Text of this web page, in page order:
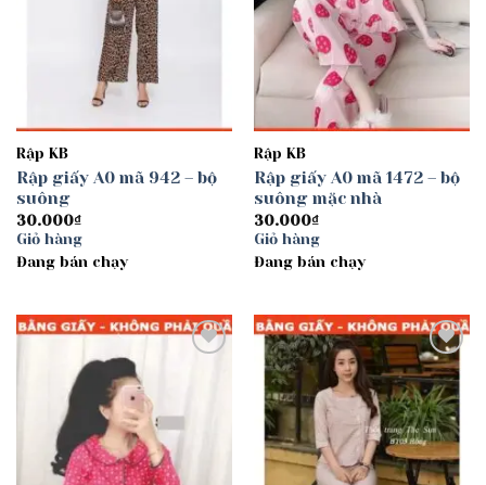
Rập KB
Rập giấy A0 mã 942 – bộ
suông
30.000₫
Giỏ hàng
Đang bán chạy
Rập KB
Rập giấy A0 mã 1472 – bộ
suông mặc nhà
30.000₫
Giỏ hàng
Đang bán chạy
Add to
wishlist